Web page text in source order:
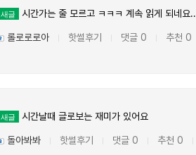
새글 시간가는 줄 모르고 ㅋㅋㅋ 계속 읽게 되네요..
롤로로로아 핫썰후기 댓글 0 추천 0
새글 시간날때 글로보는 재미가 있어요
돌아봐봐 핫썰후기 댓글 0 추천 0